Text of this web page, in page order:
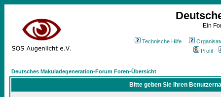
Ein
Technische Hilfe
Profil
Deutsches Makuladegeneration-Forum Foren-Übersicht
Bitte geben Sie Ihren